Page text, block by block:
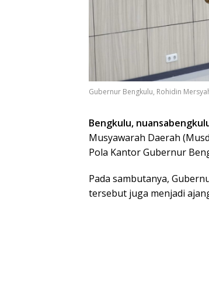
Gubernur Bengkulu, Rohidin
Bengkulu,
Musyawarah Daerah
Pola Kantor Gubernur
Pada sambutanya,
tersebut juga menjadi